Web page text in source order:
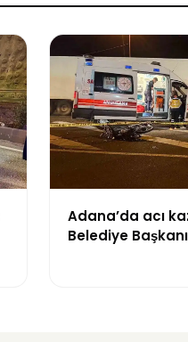
Adana’da acı
Belediye